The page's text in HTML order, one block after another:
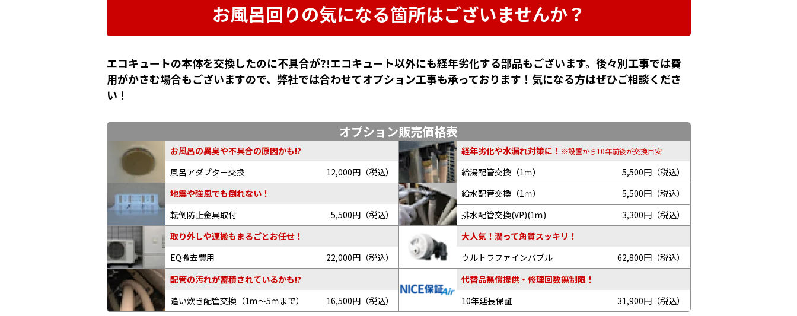
お風呂回りの気になる箇所はございませんか？
エコキュートの本体を交換したのに不具合が?!エコキュート以外にも経年劣化する部品もございます。後々別工事では費
用がかさむ場合もございますので、弊社では合わせてオプション工事も承っております！気になる方はぜひご相談くださ
い！
オプション販売価格表
お風呂の異臭や不具合の原因かも!?
風呂アダプター交換
12,000円（税込）
経年劣化や水漏れ対策に！ ※設置から10年前後が交換目安
給湯配管交換（1ｍ）
5,500円（税込）
給水配管交換（1ｍ）
5,500円（税込）
排水配管交換(VP)(1ｍ)
3,300円（税込）
地震や強風でも倒れない！
転倒防止金具取付
5,500円（税込）
取り外しや運搬もまるごとお任せ！
EQ撤去費用
22,000円（税込）
大人気！潤って角質スッキリ！
ウルトラファインバブル
62,800円（税込）
配管の汚れが蓄積されているかも!?
追い炊き配管交換 （1ｍ～5ｍまで） 16,500円（税込）
代替品無償提供・修理回数無制限！
10年延長保証
31,900円（税込）